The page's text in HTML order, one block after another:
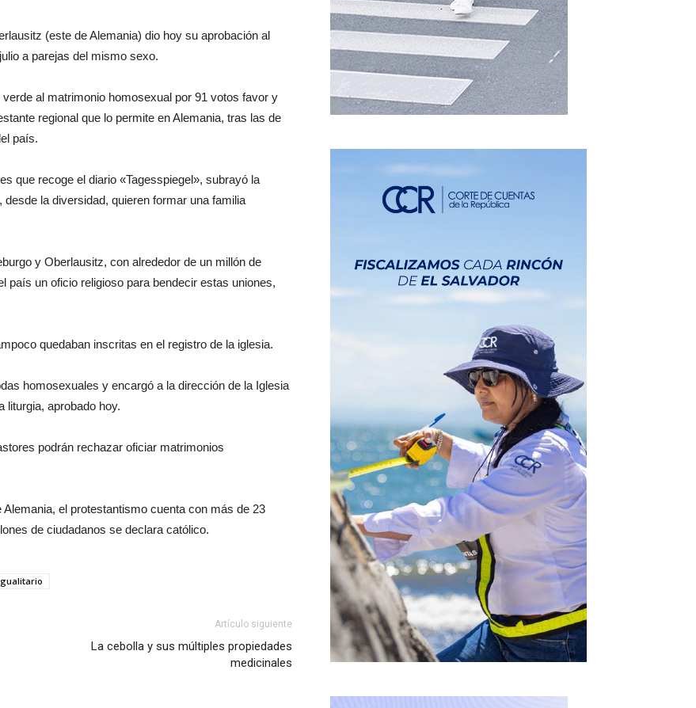
(este de Alemania) dio hoy su aprobación al
a parejas del mismo sexo.
al matrimonio homosexual por 91 votos favor y
regional que lo permite en Alemania, tras las de
país.
que recoge el diario «Tagesspiegel», subrayó la
la diversidad, quieren formar una familia
y Oberlausitz, con alrededor de un millón de
un oficio religioso para bendecir estas uniones,
quedaban inscritas en el registro de la iglesia.
homosexuales y encargó a la dirección de la Iglesia
liturgia, aprobado hoy.
podrán rechazar oficiar matrimonios
el protestantismo cuenta con más de 23
de ciudadanos se declara católico.
Artículo siguiente
La cebolla y sus múltiples propiedades
medicinales